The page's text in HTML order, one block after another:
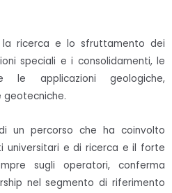
la ricerca e lo sfruttamento dei
speciali e i consolidamenti, le
le applicazioni geologiche,
geotecniche.
un percorso che ha coinvolto
universitari e di ricerca e il forte
sugli operatori, conferma
nel segmento di riferimento